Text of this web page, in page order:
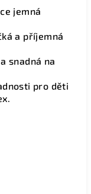
jemná
a příjemná
snadná na
pro děti